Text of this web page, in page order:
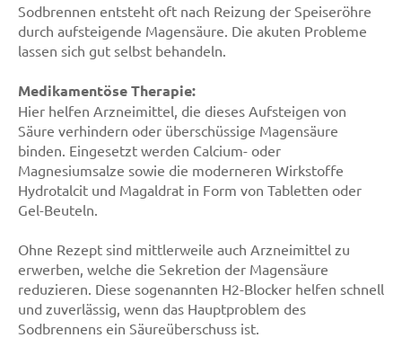
Sodbrennen entsteht oft nach Reizung der Speiseröhre
durch aufsteigende Magensäure. Die akuten Probleme
lassen sich gut selbst behandeln.
Medikamentöse Therapie:
Hier helfen Arzneimittel, die dieses Aufsteigen von
Säure verhindern oder überschüssige Magensäure
binden. Eingesetzt werden Calcium- oder
Magnesiumsalze sowie die moderneren Wirkstoffe
Hydrotalcit und Magaldrat in Form von Tabletten oder
Gel-Beuteln.
Ohne Rezept sind mittlerweile auch Arzneimittel zu
erwerben, welche die Sekretion der Magensäure
reduzieren. Diese sogenannten H2-Blocker helfen schnell
und zuverlässig, wenn das Hauptproblem des
Sodbrennens ein Säureüberschuss ist.